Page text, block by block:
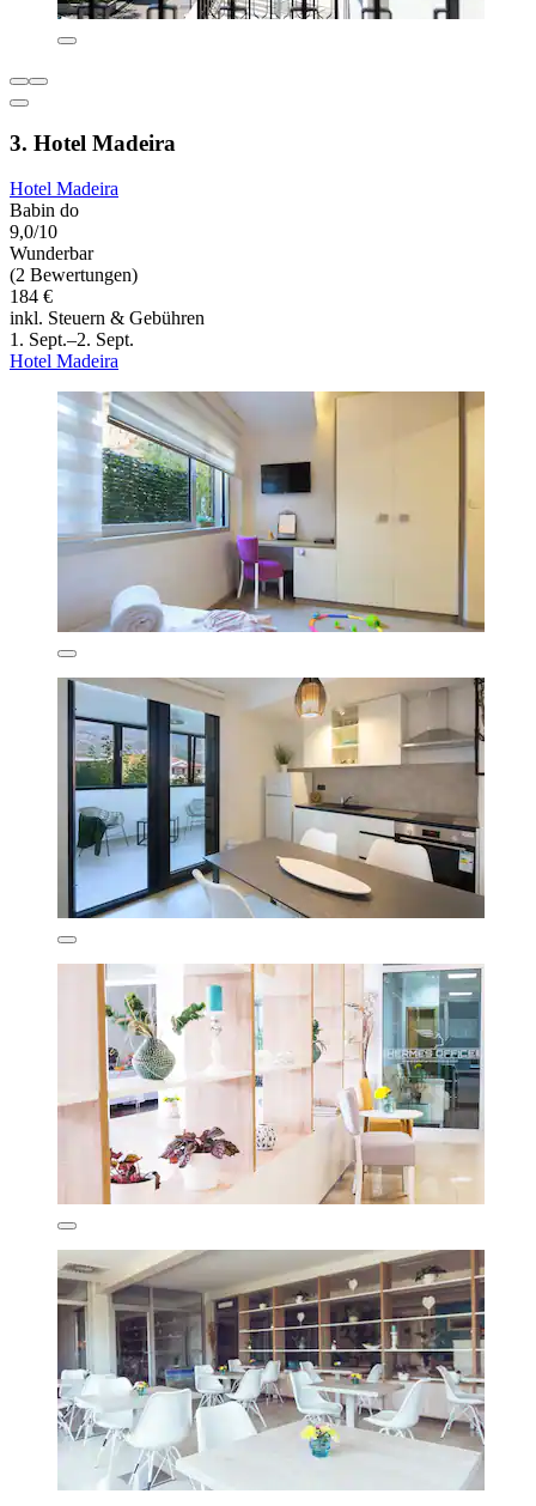
3. Hotel Madeira
Hotel Madeira
Babin do
9,0/10
Wunderbar
(2 Bewertungen)
184 €
inkl. Steuern & Gebühren
1. Sept.–2. Sept.
Hotel Madeira